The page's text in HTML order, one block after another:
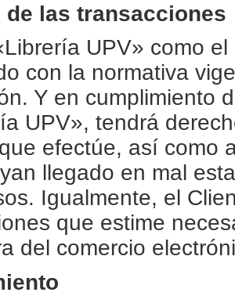
de las transacciones
UPV» como
con la normativa
Y en cumplimiento
UPV», tendrá
efectúe, así como
llegado en mal
Igualmente, el
que estime
del comercio